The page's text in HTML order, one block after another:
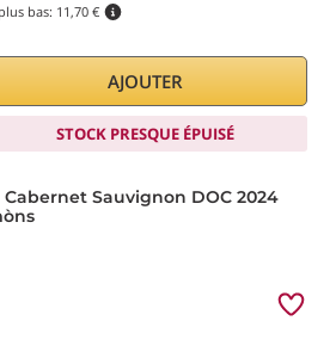
bas: 11,70 €
AJOUTER
STOCK PRESQUE ÉPUISÉ
Cabernet Sauvignon DOC 2024